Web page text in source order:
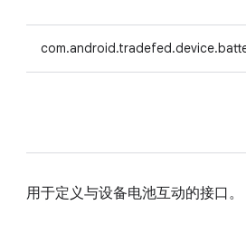
用于定义与设备电池互动的接口。